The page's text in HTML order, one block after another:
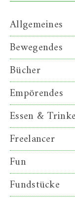
Allgemeines
Bewegendes
Bücher
Empörendes
Essen &
Freelancer
Fun
Fundstücke